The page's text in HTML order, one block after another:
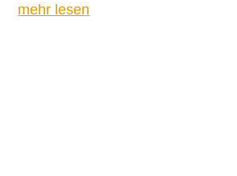
mehr lesen